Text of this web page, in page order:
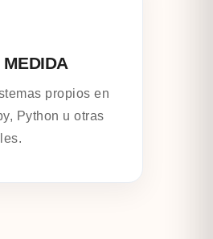
propios en
Python u otras